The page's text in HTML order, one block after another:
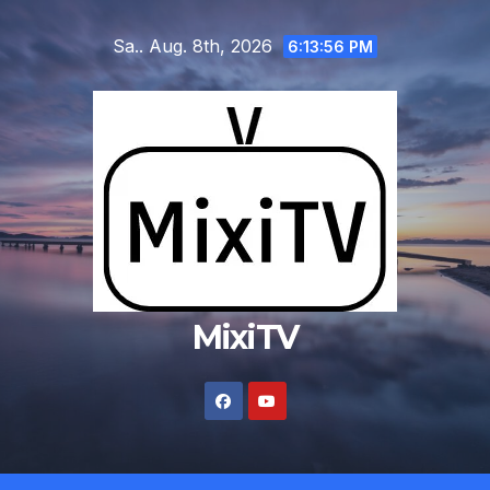
Inhalt
Sa.. Aug. 8th, 2026 6:13:56 PM
MixiTV